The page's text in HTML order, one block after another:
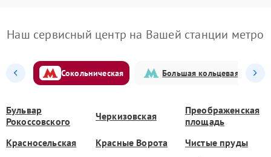
Наш сервисный центр на Вашей станции метро
Сокольническая Большая кольцевая
Бульвар
Рокоссовского
Черкизовская
Преображенская
площадь
Красносельская
Красные Ворота Чистые пруды